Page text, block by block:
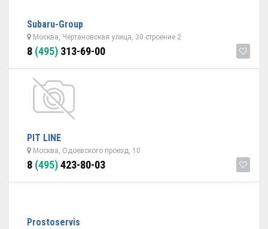
Subaru-Group
Москва, Чертановская улица, 30 строение 2
8 (495) 313-69-00
PIT LINE
Москва, Одоевского проезд, 10
8 (495)423-80-03
Prostoservis